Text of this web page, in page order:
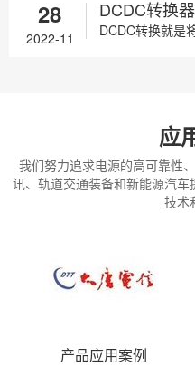
28
2022-11
DCDC转换
应
我们努力追求电源的高可靠性
讯、轨道交通装备和新能源汽
技术
产品应用案例